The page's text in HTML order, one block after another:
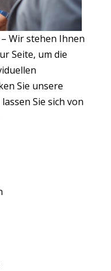
Wir stehen Ihnen
Seite, um die
Sie unsere
Sie sich von